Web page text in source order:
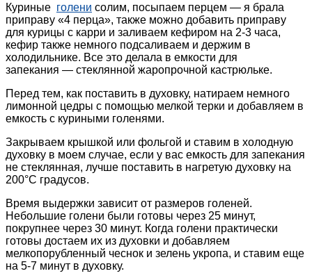
Куриные голени солим, посыпаем перцем — я брала
приправу «4 перца», также можно добавить приправу
для курицы с карри и заливаем кефиром на 2-3 часа,
кефир также немного подсаливаем и держим в
холодильнике. Все это делала в емкости для
запекания — стеклянной жаропрочной кастрюльке.
Перед тем, как поставить в духовку, натираем немного
лимонной цедры с помощью мелкой терки и добавляем в
емкость с куриными голенями.
Закрываем крышкой или фольгой и ставим в холодную
духовку в моем случае, если у вас емкость для запекания
не стеклянная, лучше поставить в нагретую духовку на
200°С градусов.
Время выдержки зависит от размеров голеней.
Небольшие голени были готовы через 25 минут,
покрупнее через 30 минут. Когда голени практически
готовы достаем их из духовки и добавляем
мелкопорубленный чеснок и зелень укропа, и ставим еще
на 5-7 минут в духовку.